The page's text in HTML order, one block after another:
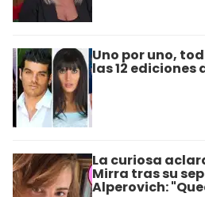
Uno por uno,
las 12 ediciones
La curiosa
Mirra tras su
Alperovich: